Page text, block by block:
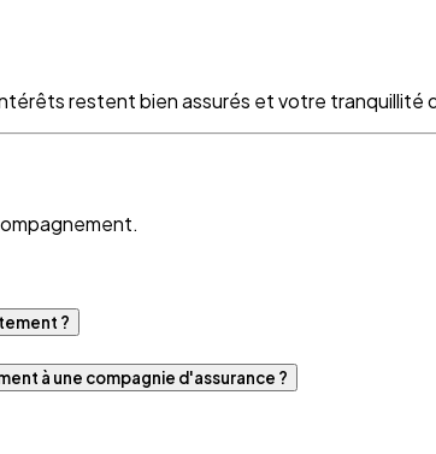
restent bien assurés et votre tranquillité
?
à une compagnie d'assurance ?